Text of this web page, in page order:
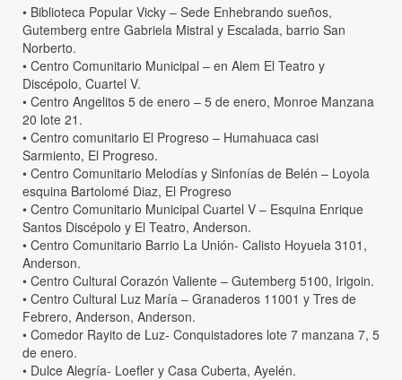
• Biblioteca Popular Vicky – Sede Enhebrando sueños,
Gutemberg entre Gabriela Mistral y Escalada, barrio San
Norberto.
• Centro Comunitario Municipal – en Alem El Teatro y
Discépolo, Cuartel V.
• Centro Angelitos 5 de enero – 5 de enero, Monroe Manzana
20 lote 21.
• Centro comunitario El Progreso – Humahuaca casi
Sarmiento, El Progreso.
• Centro Comunitario Melodías y Sinfonías de Belén – Loyola
esquina Bartolomé Diaz, El Progreso
• Centro Comunitario Municipal Cuartel V – Esquina Enrique
Santos Discépolo y El Teatro, Anderson.
• Centro Comunitario Barrio La Unión- Calisto Hoyuela 3101,
Anderson.
• Centro Cultural Corazón Valiente – Gutemberg 5100, Irigoin.
• Centro Cultural Luz María – Granaderos 11001 y Tres de
Febrero, Anderson, Anderson.
• Comedor Rayito de Luz- Conquistadores lote 7 manzana 7, 5
de enero.
• Dulce Alegría- Loefler y Casa Cuberta, Ayelén.